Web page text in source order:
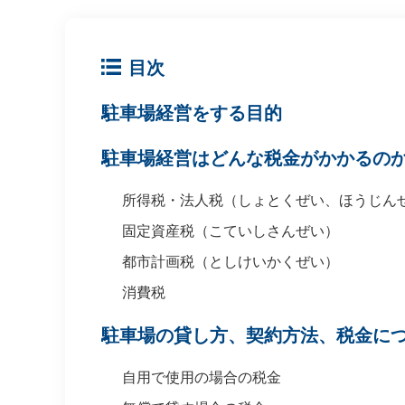
目次
駐車場経営をする目的
駐車場経営はどんな税金がかかるの
所得税・法人税（しょとくぜい、ほうじん
固定資産税（こていしさんぜい）
都市計画税（としけいかくぜい）
消費税
駐車場の貸し方、契約方法、税金に
自用で使用の場合の税金